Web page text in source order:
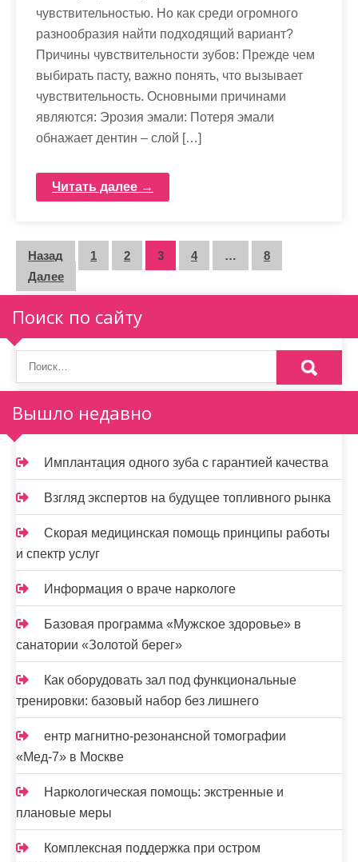
чувствительностью. Но как среди огромного
разнообразия найти подходящий вариант?
Причины чувствительности зубов: Прежде чем
выбирать пасту, важно понять, что вызывает
чувствительность. Основными причинами
являются: Эрозия эмали: Потеря эмали
обнажает дентин – слой […]
Читать далее →
П
а
г
и
н
а
ц
и
я
з
а
п
и
с
е
й
Назад 1 2 3 4 …
8
Далее
Поиск по сайту
Вышло недавно
Имплантация одного зуба с гарантией качества
Взгляд экспертов на будущее топливного рынка
Скорая медицинская помощь принципы работы
и спектр услуг
Информация о враче наркологе
Базовая программа «Мужское здоровье» в
санатории «Золотой берег»
Как оборудовать зал под функциональные
тренировки: базовый набор без лишнего
ентр магнитно-резонансной томографии
«Мед-7» в Москве
Наркологическая помощь: экстренные и
плановые меры
Комплексная поддержка при остром